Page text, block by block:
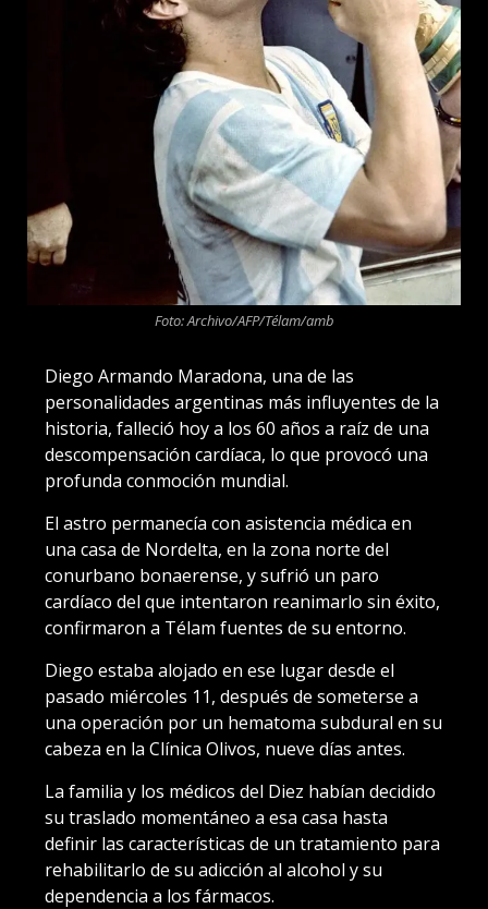
Foto: Archivo/AFP/Télam/amb
Diego Armando Maradona, una de las
personalidades argentinas más influyentes de la
historia, falleció hoy a los 60 años a raíz de una
descompensación cardíaca, lo que provocó una
profunda conmoción mundial.
El astro permanecía con asistencia médica en
una casa de Nordelta, en la zona norte del
conurbano bonaerense, y sufrió un paro
cardíaco del que intentaron reanimarlo sin éxito,
confirmaron a Télam fuentes de su entorno.
Diego estaba alojado en ese lugar desde el
pasado miércoles 11, después de someterse a
una operación por un hematoma subdural en su
cabeza en la Clínica Olivos, nueve días antes.
La familia y los médicos del Diez habían decidido
su traslado momentáneo a esa casa hasta
definir las características de un tratamiento para
rehabilitarlo de su adicción al alcohol y su
dependencia a los fármacos.